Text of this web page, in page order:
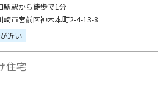
駅駅から徒歩で1分
崎市宮前区神木本町2-4-13-8
近い
住宅